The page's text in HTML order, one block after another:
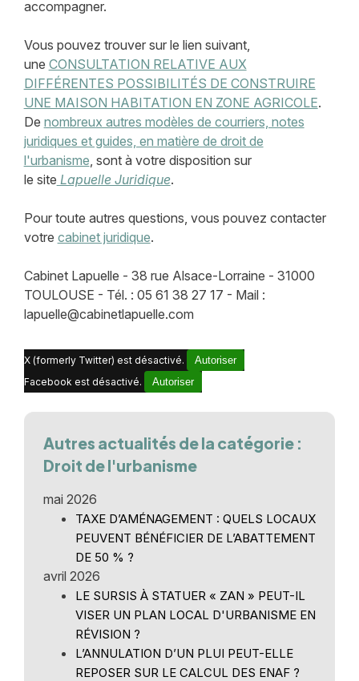
accompagner.
Vous pouvez trouver sur le lien suivant,
une CONSULTATION RELATIVE AUX
DIFFÉRENTES POSSIBILITÉS DE CONSTRUIRE
UNE MAISON HABITATION EN ZONE AGRICOLE.
De nombreux autres modèles de courriers, notes
juridiques et guides, en matière de droit de
l'urbanisme , sont à votre disposition sur
le site Lapuelle Juridique.
Pour toute autres questions, vous pouvez contacter
votre cabinet juridique.
Cabinet Lapuelle - 38 rue Alsace-Lorraine - 31000
TOULOUSE - Tél. : 05 61 38 27 17 - Mail :
lapuelle@cabinetlapuelle.com
X (formerly Twitter) est désactivé.
Autoriser
Facebook est désactivé.
Autoriser
Autres actualités de la catégorie :
Droit de l'urbanisme
mai 2026
TAXE D’AMÉNAGEMENT : QUELS LOCAUX
PEUVENT BÉNÉFICIER DE L’ABATTEMENT
DE 50 % ?
avril 2026
LE SURSIS À STATUER « ZAN » PEUT-IL
VISER UN PLAN LOCAL D'URBANISME EN
RÉVISION ?
L’ANNULATION D’UN PLUI PEUT-ELLE
REPOSER SUR LE CALCUL DES ENAF ?